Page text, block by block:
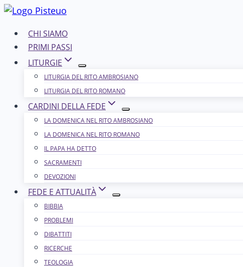
Salta
contenutoCHI SIAMO
PRIMI PASSI
LITURGIE
LITURGIA DEL RITO AMBROSIANO
LITURGIA DEL RITO ROMANO
CARDINI DELLA FEDE
LA DOMENICA NEL R​​​​​​ITO AMBROSIANO
LA DOMENICA NEL RITO ROMANO
IL PAPA HA DETTO
SACRAMENTI
DEVOZIONI
FEDE E ATTUALITÀ
BIBBIA
PROBLEMI
DIBATTITI
RICERCHE
TEOLOGIA